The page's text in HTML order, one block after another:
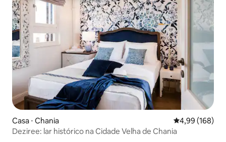
Casa ⋅ Chania 4,99 de uma
4,99 (168)
Deziree: lar histórico na Cidade Velha de Chania